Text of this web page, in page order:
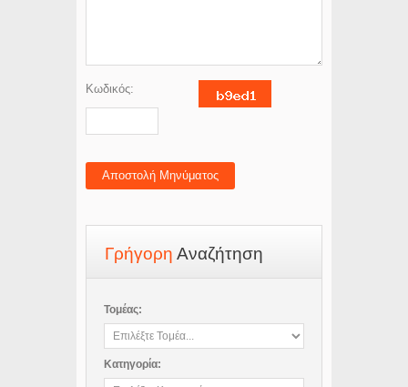
Κωδικός:
Αποστολή Μηνύματος
ΓρήγορηΑναζήτηση
Τομέας:
Κατηγορία: